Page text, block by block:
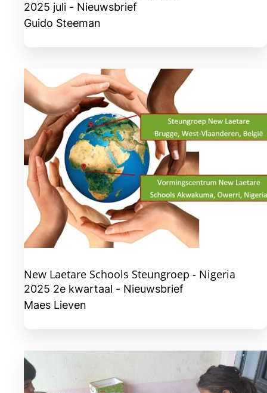
2025 juli - Nieuwsbrief
Guido Steeman
New Laetare Schools Steungroep - Nigeria
2025 2e kwartaal - Nieuwsbrief
Maes Lieven